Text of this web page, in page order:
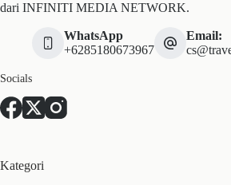
dari INFINITI MEDIA NETWORK.
WhatsApp
+6285180673967
Email:
Socials
Kategori